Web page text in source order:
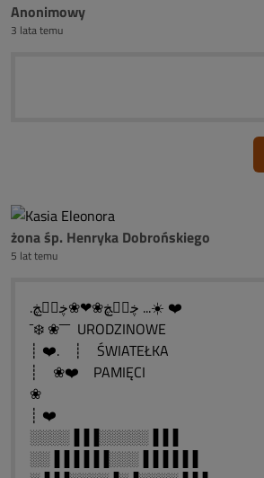
Anonimowy
3 lata temu
żona śp. Henryka Dobrońskiego
5 lat temu
.ڿڰۣڿ❀❤❀ڿڰۣڿ ...☀️ ❤️
¯❄️ ❀¯¯¯ URODZINOWE
┊ ❤️. ┊ ŚWIATEŁKA
┊ ❀❤️ PAMIĘCI
❀
┊ ❤️
░░░░▐▐▐░░░░░▐▐▐
░░▐▐▐▐▐▐░░░▐▐▐▐▐▐